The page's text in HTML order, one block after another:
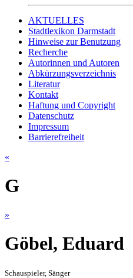
AKTUELLES
Stadtlexikon Darmstadt
Hinweise zur Benutzung
Recherche
Autorinnen und Autoren
Abkürzungsverzeichnis
Literatur
Kontakt
Haftung und Copyright
Datenschutz
Impressum
Barrierefreiheit
«
G
»
Göbel, Eduard
Schauspieler, Sänger